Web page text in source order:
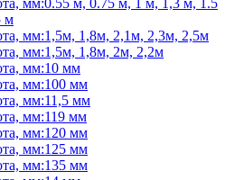
мм:0.55 м, 0.75 м, 1 м, 1,3 м, 1.5
м
мм:1,5м, 1,8м, 2,1м, 2,3м, 2,5м
мм:1,5м, 1,8м, 2м, 2,2м
мм:10 мм
мм:100 мм
мм:11,5 мм
мм:119 мм
мм:120 мм
мм:125 мм
мм:135 мм